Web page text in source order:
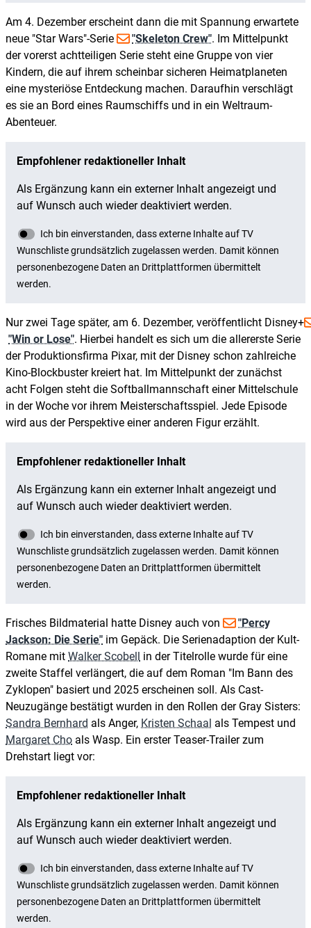
Am 4. Dezember erscheint dann die mit Spannung erwartete
neue "Star Wars"-Serie
"Skeleton Crew". Im Mittelpunkt
der vorerst achtteiligen Serie steht eine Gruppe von vier
Kindern, die auf ihrem scheinbar sicheren Heimatplaneten
eine mysteriöse Entdeckung machen. Daraufhin verschlägt
es sie an Bord eines Raumschiffs und in ein Weltraum-
Abenteuer.
Nur zwei Tage später, am 6. Dezember, veröffentlicht Disney+
"Win or Lose". Hierbei handelt es sich um die allererste Serie
der Produktionsfirma Pixar, mit der Disney schon zahlreiche
Kino-Blockbuster kreiert hat. Im Mittelpunkt der zunächst
acht Folgen steht die Softballmannschaft einer Mittelschule
in der Woche vor ihrem Meisterschaftsspiel. Jede Episode
wird aus der Perspektive einer anderen Figur erzählt.
Frisches Bildmaterial hatte Disney auch von
"Percy
Jackson: Die Serie" im Gepäck. Die Serienadaption der Kult-
Romane mit Walker Scobell in der Titelrolle wurde für eine
zweite Staffel verlängert, die auf dem Roman "Im Bann des
Zyklopen" basiert und 2025 erscheinen soll. Als Cast-
Neuzugänge bestätigt wurden in den Rollen der Gray Sisters:
Sandra Bernhard als Anger, Kristen Schaal als Tempest und
Margaret Cho als Wasp. Ein erster Teaser-Trailer zum
Drehstart liegt vor: